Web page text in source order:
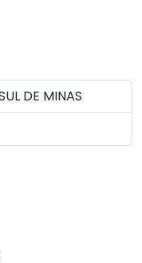
DE MINAS